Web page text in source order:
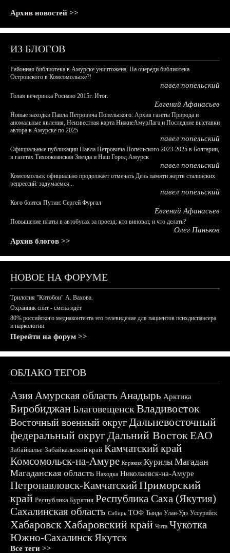
Архив новостей >>
ИЗ БЛОГОВ
Районная библиотека в Амурске уничтожена. На очереди библиотека
Островского в Комсомольске?!
павел попельский
Голая вечеринка Роснано 2015г. Итог.
Евгений Афанасьев
Новые находки Павла Петровича Попельского: Архив газеты Природа и
аномальные явления, Неизвестная карта НижнеАмурЛага и Последние выставки
автора в Амурске по 2025
павел попельский
Официальные публикации Павла Петровича Попельского 2023-2025 в Болгарии,
в газетах Тихоокеанская Звезда и Наш Город Амурск
павел попельский
Комсомольск официально продолжает отмечать День памяти жертв сталинских
репрессий: задумаемся...
павел попельский
Кого боится Путин: Сергей Фургал
Евгений Афанасьев
Повышение платы в автобусах за проезд: кто виноват, и что делать?
Олег Паньков
Архив блогов >>
НОВОЕ НА ФОРУМЕ
Трилогия "Китобои" А. Вахова.
Охранник спит - смена идёт
80% российского медиаконтента это телевидение для пациентов психдиспансера
и наркологии.
Перейти на форум >>
ОБЛАКО ТЕГОВ
АзияАмурская область Анадырь Арктика
БиробиджанБлаговещенскВладивосток
Восточный военный округДальневосточный
федеральный округДальний ВостокЕАО
Забайкалье Забайкальский край Камчатский край
Комсомольск-на-Амуре Корякия Курилы Магадан
Магаданская область Находка Николаевск-на-Амуре
Петропавловск-КамчатскийПриморский
край Республика Бурятия Республика Саха (Якутия)
Сахалинская область Сибирь ТОФ Тында Улан-Удэ Уссурийск
ХабаровскХабаровский край Чита Чукотка
Южно-СахалинскЯкутск
Все теги >>